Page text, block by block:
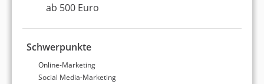
ab 500 Euro
Schwerpunkte
Online-Marketing
Social Media-Marketing